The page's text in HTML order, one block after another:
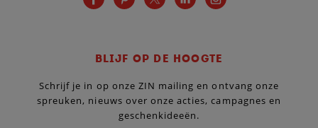
BLIJF OP DE HOOGTE
Schrijf je in op onze ZIN mailing en ontvang onze
spreuken, nieuws over onze acties, campagnes en
geschenkideeën.